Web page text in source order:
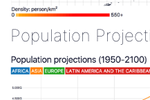
Population